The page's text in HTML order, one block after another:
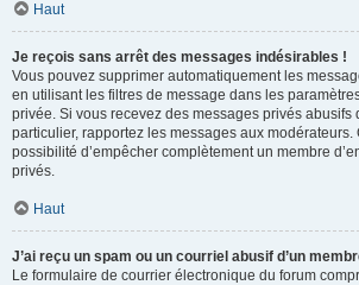
Haut
Je reçois sans arrêt des messages indésirables !
Vous pouvez supprimer automatiquement les
en utilisant les filtres de message dans les
privée. Si vous recevez des messages privés abusifs
particulier, rapportez les messages aux modérateurs.
possibilité d’empêcher complètement un membre
privés.
Haut
J’ai reçu un spam ou un courriel abusif d’un
Le formulaire de courrier électronique du forum